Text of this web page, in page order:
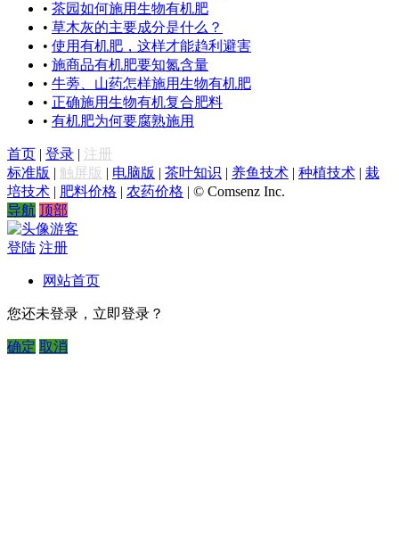
• 茶园如何施用生物有机肥
• 草木灰的主要成分是什么？
• 使用有机肥，这样才能趋利避害
• 施商品有机肥要知氮含量
• 牛蒡、山药怎样施用生物有机肥
• 正确施用生物有机复合肥料
• 有机肥为何要腐熟施用
首页 | 登录 | 注册
标准版 | 触屏版 | 电脑版 | 茶叶知识 | 养鱼技术 | 种植技术 | 栽
培技术 | 肥料价格 | 农药价格 | © Comsenz Inc.
导航 顶部
游客
登陆 注册
网站首页
您还未登录，立即登录？
确定 取消